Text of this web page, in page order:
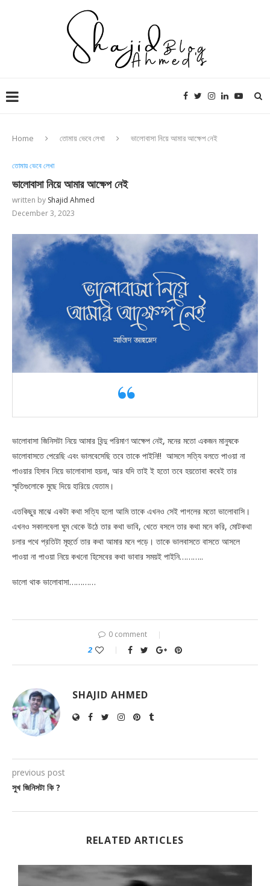
Home তোমায় ভেবে লেখা ভালোবাসা নিয়ে আমার আক্ষেপ নেই
তোমায় ভেবে লেখা
ভালোবাসা নিয়ে আমার আক্ষেপ নেই
written by Shajid Ahmed
December 3, 2023
ভালোবাসা জিনিসটা নিয়ে আমার বিন্দু পরিমাণ আক্ষেপ নেই, মনের মতো একজন মানুষকে
ভালোবাসতে পেরেছি এবং ভালবেসেছি তবে তাকে পাইনি!! আসলে সত্যি বলতে পাওয়া না
পাওয়ার হিসাব নিয়ে ভালোবাসা হয়না, আর যদি তাই ই হতো তবে হয়তোবা কবেই তার
স্মৃতিগুলোকে মুছে দিয়ে হারিয়ে যেতাম।
এতকিছুর মাঝে একটা কথা সত্যি হলো আমি তাকে এখনও সেই পাগলের মতো ভালোবাসি।
এখনও সকালবেলা ঘুম থেকে উঠে তার কথা ভাবি, খেতে বসলে তার কথা মনে করি, মোটকথা
চলার পথে প্রতিটা মূহুর্তে তার কথা আমার মনে পড়ে। তাকে ভালবাসতে বাসতে আসলে
পাওয়া না পাওয়া নিয়ে কখনো হিসেবের কথা ভাবার সময়ই পাইনি………..
ভালো থাক ভালোবাসা…………
0 comment
2
SHAJID AHMED
previous post
সুখ জিনিসটা কি ?
RELATED ARTICLES